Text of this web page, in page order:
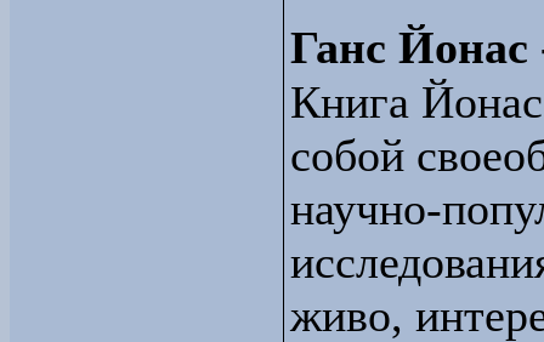
Ганс Йонас
Книга
собой
научно-
живо,